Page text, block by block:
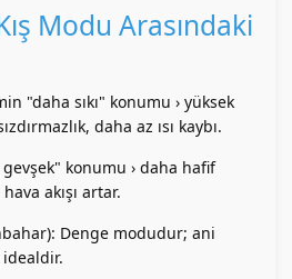
Modu Arasındaki
"daha sıkı" konumu › yüksek
daha az ısı kaybı.
konumu › daha hafif
akışı artar.
Denge modudur; ani
idealdir.